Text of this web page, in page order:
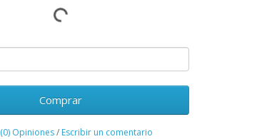
Comprar
(0) Opiniones/ Escribir un comentario